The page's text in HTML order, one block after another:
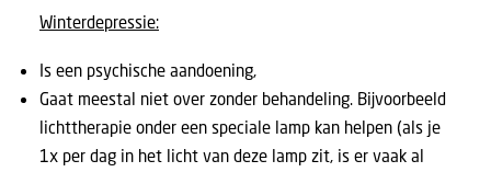
Winterdepressie:
Is een psychische aandoening,
Gaat meestal niet over zonder behandeling. Bijvoorbeeld
lichttherapie onder een speciale lamp kan helpen (als je
1x per dag in het licht van deze lamp zit, is er vaak al